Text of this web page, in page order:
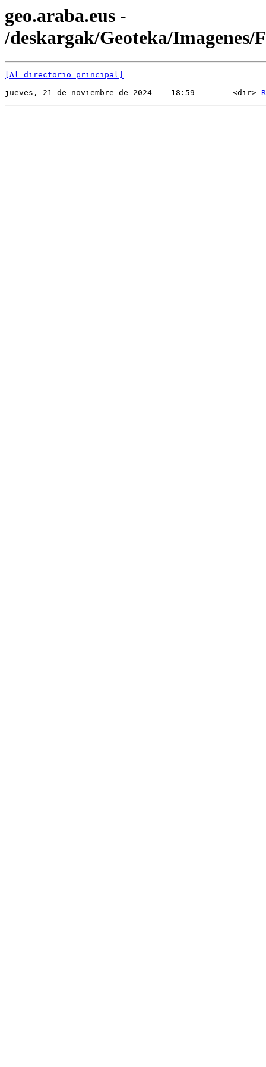
geo.araba.eus -
/deskargak/Geoteka/Imagenes/
[Al directorio principal]
jueves, 21 de noviembre de 2024    18:59        <dir>